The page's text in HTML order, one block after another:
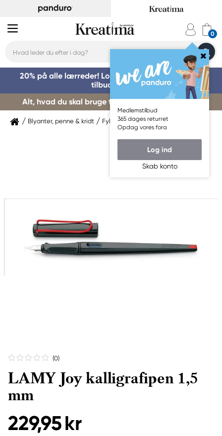
Medlemstilbud
365 dages returret
Opdag vores fora
Log ind
Skab konto
20% på alle lærreder! Log på for at benytte dig af
tilbuddet »
Alt, hvad du skal bruge til kursusstart – køb her »
Blyanter, penne & kridt Fyldepenne & kalligrafi
(0)
LAMY Joy kalligrafipen 1,5
mm
229,95 kr